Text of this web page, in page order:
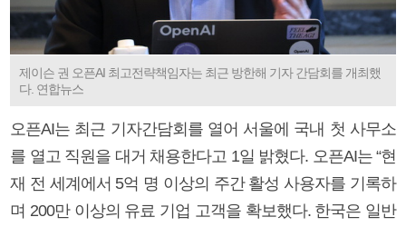
제이슨 권 오픈AI 최고전략책임자는 최근 방한해 기자 간담회를 개최했
다. 연합뉴스
오픈AI는 최근 기자간담회를 열어 서울에 국내 첫 사무소
를 열고 직원을 대거 채용한다고 1일 밝혔다. 오픈AI는 “현
재 전 세계에서 5억 명 이상의 주간 활성 사용자를 기록하
며 200만 이상의 유료 기업 고객을 확보했다. 한국은 일반